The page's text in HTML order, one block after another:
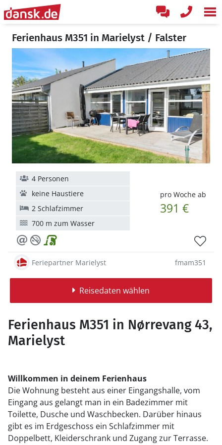
Ferienhaus M351 in Marielyst / Falster
pro Woche ab
391 €
4 Personen
keine Haustiere
2 Schlafzimmer
700 m zum Wasser
Feriepartner Marielyst fmam351
Reisedaten wählen
Ferienhaus M351 in Nørrevang 43,
Marielyst
Willkommen in deinem Ferienhaus
Die Wohnung besteht aus einer Eingangshalle, vom
Eingang aus gelangt man in ein Badezimmer mit
Toilette, Dusche und Waschbecken. Darüber hinaus
gibt es im Erdgeschoss ein Schlafzimmer mit
Doppelbett, Kleiderschrank und Zugang zur Terrasse.